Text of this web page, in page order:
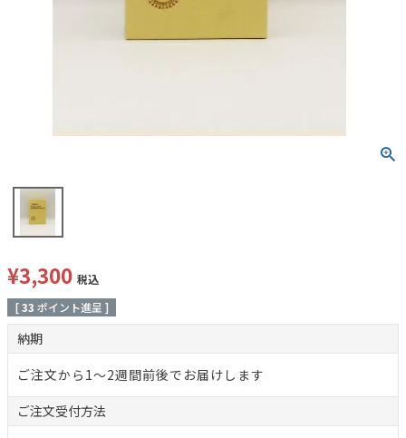
¥3,300 税込
[33 ポイント進呈 ]
納期
ご注文から1～2週間前後でお届けします
ご注文受付方法